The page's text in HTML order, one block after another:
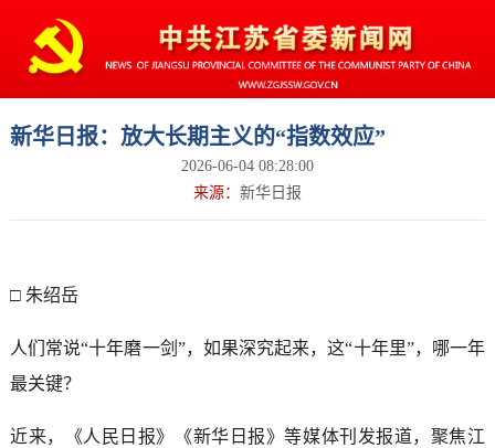
新华日报：放大长期主义的“指数效应”
2026-06-04 08:28:00
来源： 新华日报
□ 朱绍岳
人们常说“十年磨一剑”，如果深究起来，这“十年里”，哪一年
最关键？
近来，《人民日报》《新华日报》等媒体刊发报道，聚焦江